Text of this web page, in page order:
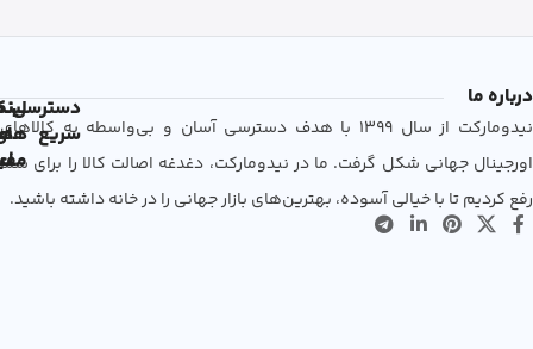
درباره ما
نیدومارکت از سال 1399 با هدف دسترسی آسان و بی‌واسطه به کالاهای
اورجینال جهانی شکل گرفت. ما در نیدومارکت، دغدغه اصالت کالا را برای شما
رفع کردیم تا با خیالی آسوده، بهترین‌های بازار جهانی را در خانه داشته باشید.
دسترسی
سریع